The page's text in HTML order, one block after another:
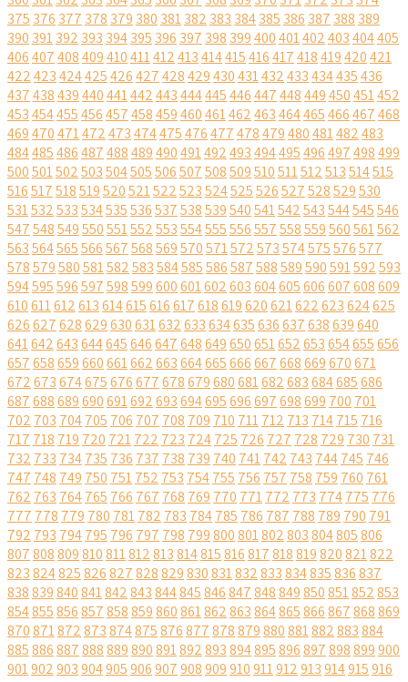
375 376 377 378 379 380 381382 383 384385 386 387 388 389
390 391392 393 394395 396 397 398 399400401402403404405
406407408409410411412413414415416417418419420421
422423424425426427428429430431432433434435436
437438439440441442443444445446447448449450451452
453454455456457458459460461462463464465466467468
469470471472473474475476477478479480481482483
484485486487488489490491492493494495496497498499
500501502503504505506507508509510511512513514515
516517518519520521522523524525526527528529530
531532533534535536537538539540541542543544545546
547548549550551552553554555556557558559560561562
563564565566567568569570571572573574575576577
578579580581582583584585586587588589590591592593
594595596597598599600601602603604605606607608609
610611612613614615616617618619620621622623624625
626627628629630631632633634635636637638639640
641642643644645646647648649650651652653654655656
657658659660661662663664665666667668669670671
672673674675676677678679680681682683684685686
687688689690691692693694695696697698699 700 701
702 703 704705 706 707 708 709 710 711712 713 714715 716
717 718 719 720 721722 723 724725 726 727 728 729 730 731
732 733 734735 736 737 738 739 740 741742 743 744745 746
747 748 749 750 751752 753 754755 756 757 758 759 760 761
762 763 764765 766 767 768 769 770 771772 773 774775 776
777 778 779 780 781782 783 784785 786 787 788 789 790 791
792 793 794795 796 797 798 799800801802803804805806
807808809810811812813814815816817818819820821822
823824825826827828829830831832833834835836837
838839840841842843844845846847848849850851852853
854855856857858859860861862863864865866867868869
870871872873874875876877878879880881882883884
885886887888889890891892893894895896897898899900
901902903904905906907908909910911912913914915916